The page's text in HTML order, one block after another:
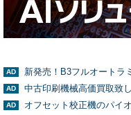
新発売！B3フルオートラ
中古印刷機械高価買取致
オフセット校正機のパイ